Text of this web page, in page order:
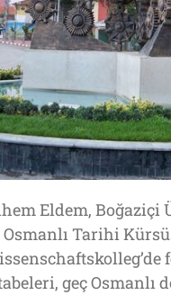
Eldem, Boğaziçi
Osmanlı Tarihi
geç Osmanlı